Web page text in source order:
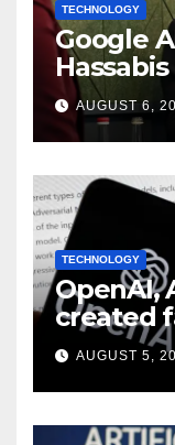
TECHNOLOGY
Google
chief
shakeup
AUGUST 6,
TECHNOLOGY
OpenAI,
created
during
Report
AUGUST 5,